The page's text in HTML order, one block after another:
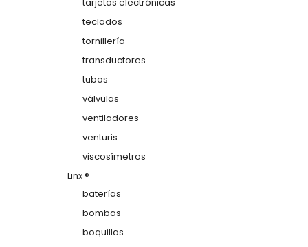
teclados
tornillería
transductores
tubos
válvulas
ventiladores
venturis
viscosímetros
Linx ®
baterías
bombas
boquillas